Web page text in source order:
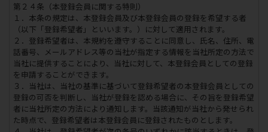
第２４条（本登録会員に関する特則）
１．本条の規定は、本登録会員及び本登録会員の登録を希望する者
（以下「登録希望者」といいます。）に対して適用されます。
２．登録希望者は、本規約を遵守することに同意し、氏名、住所、電
話番号、メールアドレス等の当社が指定する情報を当社所定の方法で
当社に提供することにより、当社に対して、本登録会員としての登録
を申請することができます。
３．当社は、当社の基準に基づいて登録希望者の本登録会員としての
登録の可否を判断し、当社が登録を認める場合に、その旨を登録希望
者に当社所定の方法により通知します。当該通知が当社から発せられ
た時点で、登録希望者は本登録会員に登録されたものとします。